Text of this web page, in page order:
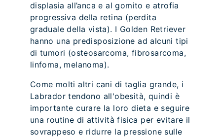
displasia all’anca e al gomito e atrofia
progressiva della retina (perdita
graduale della vista). I Golden Retriever
hanno una predisposizione ad alcuni tipi
di tumori (osteosarcoma, fibrosarcoma,
linfoma, melanoma).
Come molti altri cani di taglia grande, i
Labrador tendono all'obesità, quindi è
importante curare la loro dieta e seguire
una routine di attività fisica per evitare il
sovrappeso e ridurre la pressione sulle